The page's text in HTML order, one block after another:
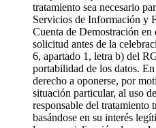
tratamiento sea necesario
Servicios de Información y
Cuenta de Demostración en
solicitud antes de la
6, apartado 1, letra b) del
portabilidad de los datos.
derecho a oponerse, por
situación particular, al uso
responsable del tratamiento
basándose en su interés